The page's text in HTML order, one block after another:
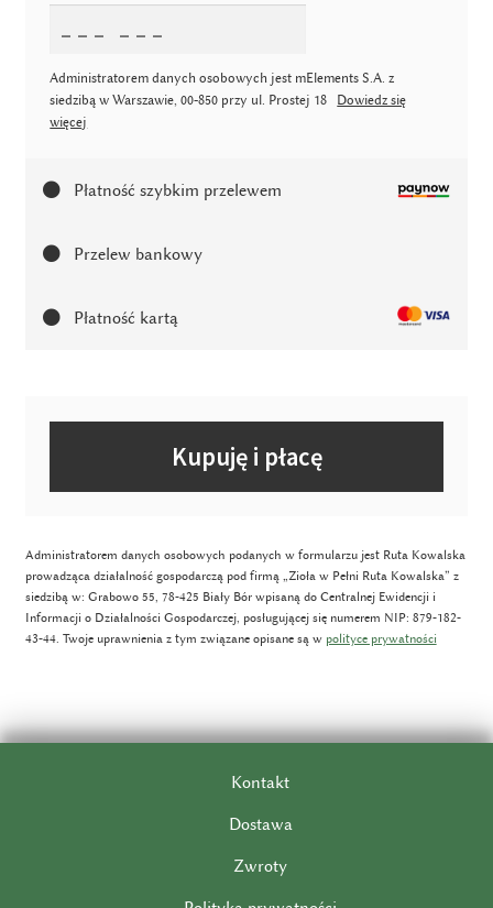
i
o
Administratorem danych osobowych jest mElements S.A. z
siedzibą w Warszawie, 00-850 przy ul. Prostej 18 Dowiedz się
więcej
Płatność szybkim przelewem
Przelew bankowy
Płatność kartą
Kupuję i płacę
Administratorem danych osobowych podanych w formularzu jest Ruta Kowalska
prowadząca działalność gospodarczą pod firmą „Zioła w Pełni Ruta Kowalska” z
siedzibą w: Grabowo 55, 78-425 Biały Bór wpisaną do Centralnej Ewidencji i
Informacji o Działalności Gospodarczej, posługującej się numerem NIP: 879-182-
43-44. Twoje uprawnienia z tym związane opisane są w polityce prywatności
Kontakt
Dostawa
Zwroty